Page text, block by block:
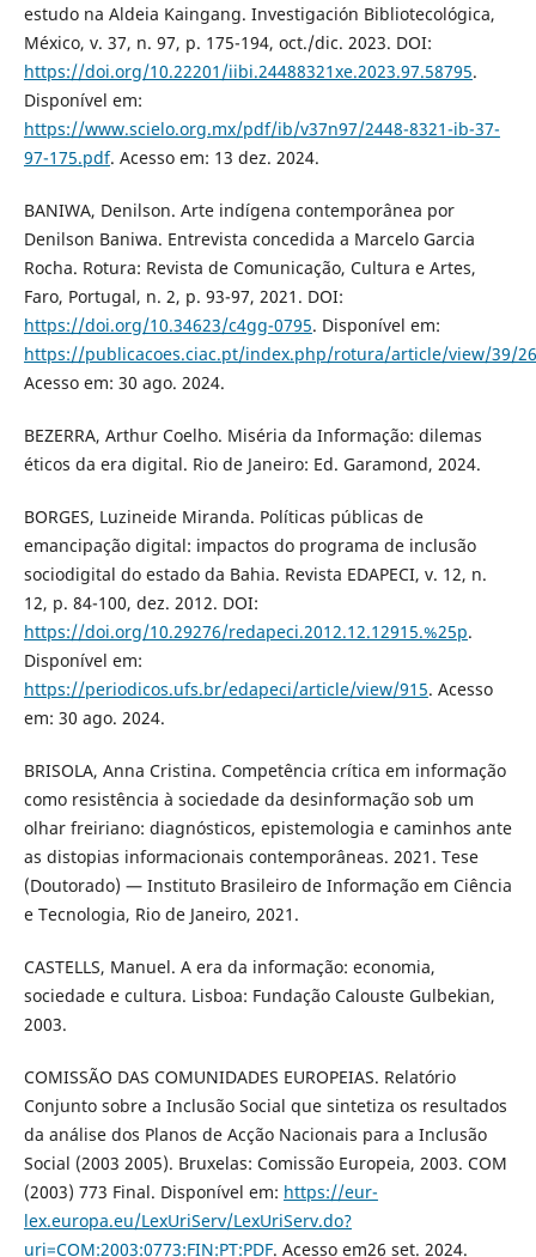
estudo na Aldeia Kaingang. Investigación Bibliotecológica,
México, v. 37, n. 97, p. 175-194, oct./dic. 2023. DOI:
https://doi.org/10.22201/iibi.24488321xe.2023.97.58795.
Disponível em:
https://www.scielo.org.mx/pdf/ib/v37n97/2448-8321-ib-37-
97-175.pdf. Acesso em: 13 dez. 2024.
BANIWA, Denilson. Arte indígena contemporânea por
Denilson Baniwa. Entrevista concedida a Marcelo Garcia
Rocha. Rotura: Revista de Comunicação, Cultura e Artes,
Faro, Portugal, n. 2, p. 93-97, 2021. DOI:
https://doi.org/10.34623/c4gg-0795. Disponível em:
https://publicacoes.ciac.pt/index.php/rotura/article/view/39/26
Acesso em: 30 ago. 2024.
BEZERRA, Arthur Coelho. Miséria da Informação: dilemas
éticos da era digital. Rio de Janeiro: Ed. Garamond, 2024.
BORGES, Luzineide Miranda. Políticas públicas de
emancipação digital: impactos do programa de inclusão
sociodigital do estado da Bahia. Revista EDAPECI, v. 12, n.
12, p. 84-100, dez. 2012. DOI:
https://doi.org/10.29276/redapeci.2012.12.12915.%25p.
Disponível em:
https://periodicos.ufs.br/edapeci/article/view/915. Acesso
em: 30 ago. 2024.
BRISOLA, Anna Cristina. Competência crítica em informação
como resistência à sociedade da desinformação sob um
olhar freiriano: diagnósticos, epistemologia e caminhos ante
as distopias informacionais contemporâneas. 2021. Tese
(Doutorado) — Instituto Brasileiro de Informação em Ciência
e Tecnologia, Rio de Janeiro, 2021.
CASTELLS, Manuel. A era da informação: economia,
sociedade e cultura. Lisboa: Fundação Calouste Gulbekian,
2003.
COMISSÃO DAS COMUNIDADES EUROPEIAS. Relatório
Conjunto sobre a Inclusão Social que sintetiza os resultados
da análise dos Planos de Acção Nacionais para a Inclusão
Social (2003 2005). Bruxelas: Comissão Europeia, 2003. COM
(2003) 773 Final. Disponível em: https://eur-
lex.europa.eu/LexUriServ/LexUriServ.do?
uri=COM:2003:0773:FIN:PT:PDF. Acesso em26 set. 2024.